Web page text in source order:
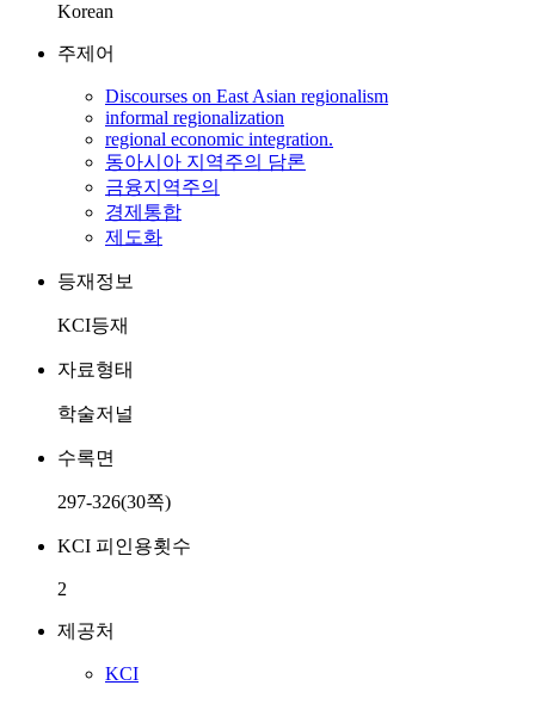
Korean
주제어
Discourses on East Asian regionalism
informal regionalization
regional economic integration.
동아시아 지역주의 담론
금융지역주의
경제통합
제도화
등재정보
KCI등재
자료형태
학술저널
수록면
297-326(30쪽)
KCI 피인용횟수
2
제공처
KCI